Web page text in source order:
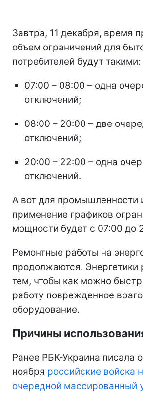
Завтра, 11 декабря, время
объем ограничений для
потребителей будут такими:
07:00 – 08:00 – одна
отключений;
08:00 – 20:00 – две
отключений;
20:00 – 22:00 – одна
отключений.
А вот для промышленности
применение графиков
мощности будет с 07:00 до
Ремонтные работы на
продолжаются. Энергетики
тем, чтобы как можно
работу поврежденное
оборудование.
Причины
Ранее РБК-Украина писала
ноября российские войска
очередной массированный